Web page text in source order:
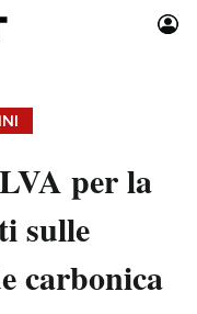
Idee
per la
sulle
carbonica